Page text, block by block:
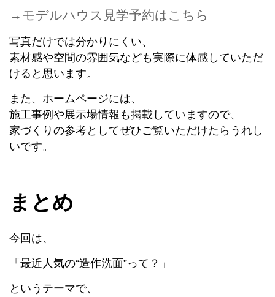
→モデルハウス見学予約はこちら
写真だけでは分かりにくい、
素材感や空間の雰囲気なども実際に体感していただ
けると思います。
また、ホームページには、
施工事例や展示場情報も掲載していますので、
家づくりの参考としてぜひご覧いただけたらうれし
いです。
まとめ
今回は、
「最近人気の“造作洗面”って？」
というテーマで、